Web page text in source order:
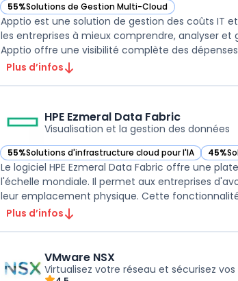
55%Solutions de Gestion Multi-Cloud
— voir Apptio dans cette catégorie
Apptio est une solution de gestion des coûts IT
les entreprises à mieux comprendre, analyser
Apptio offre une visibilité complète des
Plus d’infos
HPE Ezmeral Data Fabric
Visualisation et la gestion des données
55%Solutions d'infrastructure cloud pour l'IA
— voir HPE Ezmeral Data Fabric dans cette catégorie
45%
— voir
Le logiciel HPE Ezmeral Data Fabric offre une
l'échelle mondiale. Il permet aux entreprises
leur emplacement physique. Cette
Plus d’infos
VMware NSX
Virtualisez votre réseau et sécurisez